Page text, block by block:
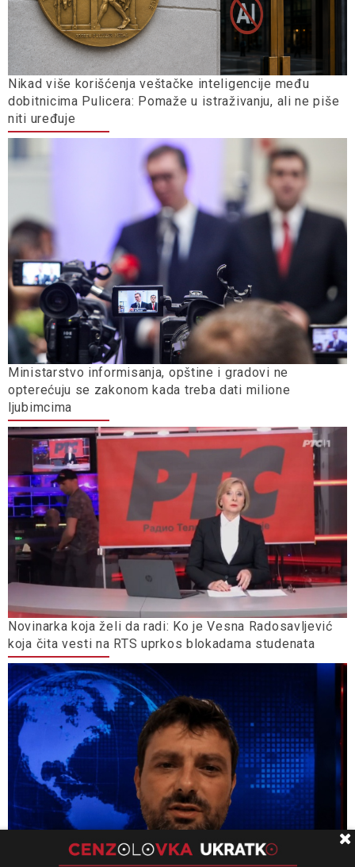
Nikad više korišćenja veštačke inteligencije među
dobitnicima Pulicera: Pomaže u istraživanju, ali ne piše
niti uređuje
Ministarstvo informisanja, opštine i gradovi ne
opterećuju se zakonom kada treba dati milione
ljubimcima
Novinarka koja želi da radi: Ko je Vesna Radosavljević
koja čita vesti na RTS uprkos blokadama studenata